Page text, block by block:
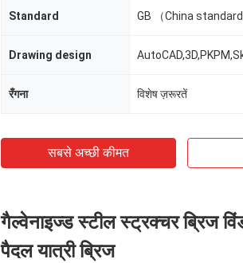
Standard GB （China standard
Drawing design
रँगना विशेष ज़रूरतें
सबसे अच्छी कीमत
गैल्वेनाइज्ड स्टील स्ट्रक्चर ब्रिज
पैदल यात्री ब्रिज